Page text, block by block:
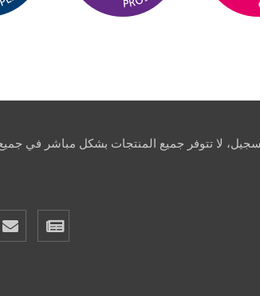
لا تتوفر جميع المنتجات بشكل مباشر في جميع